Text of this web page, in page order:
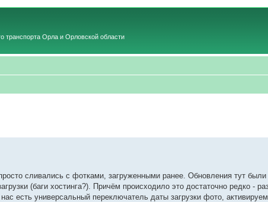
Орла и Орловской области
сливались с фотками, загруженными ранее. Обновления тут были
(баги хостинга?). Причём происходило это достаточно редко -
есть универсальный переключатель даты загрузки фото,